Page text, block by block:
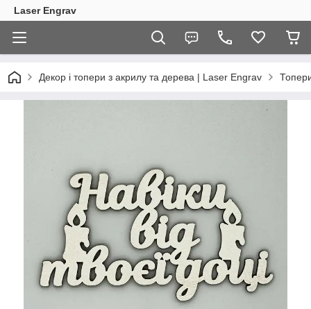
Laser Engrav
Декор і топери з акрилу та дерева | Laser Engrav